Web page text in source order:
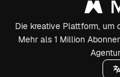
Die kreative Plattform, um
Mehr als 1 Million